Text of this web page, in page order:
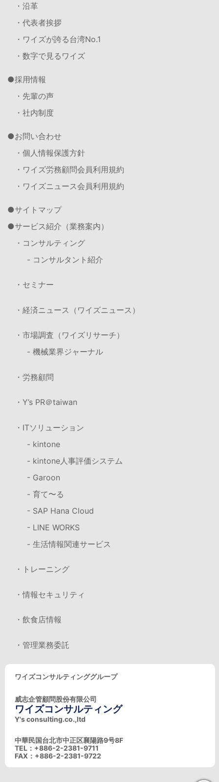
・沿革
・代表者挨拶
・ワイズが誇る台湾No.1
・数字で見るワイズ
採用情報
・先輩の声
・社内制度
お問い合わせ
・個人情報保護方針
・ワイズ労務顧問会員利用規約
・ワイズニュース会員利用規約
サイトマップ
サービス紹介（業務案内）
・コンサルティング
- コンサルタント紹介
・セミナー
・経済ニュース（ワイズニュース）
・市場調査（ワイズリサーチ）
- 機械業界ジャーナル
・労務顧問
・Y’s PR＠taiwan
・ITソリューション
- kintone
- kintone人事評価システム
- Garoon
- 育て〜る
- SAP Hana Cloud
- LINE WORKS
- 生活情報関連サービス
・トレーニング
・情報セキュリティ
・飲食店情報
・管理業務委託
ワイズコンサルティンググループ
威志企管顧問股份有限公司
ワイズコンサルティング
Y's consulting.co.,ltd
中華民国台北市中正区襄陽路9号8F
TEL：+886-2-2381-9711
FAX：+886-2-2381-9722